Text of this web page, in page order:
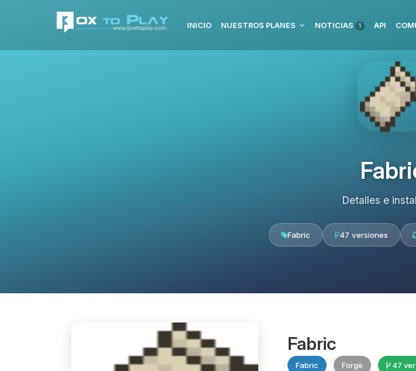
INICIO NUESTROS PLANES NOTICIAS 1 API
Detalles e
Fabric 47 versiones
Fabric
Fabric Forge 47